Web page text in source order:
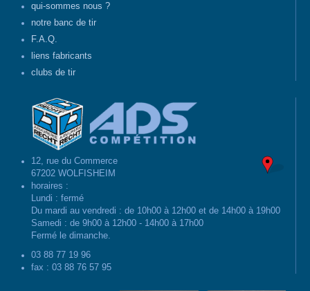
qui-sommes nous ?
notre banc de tir
F.A.Q.
liens fabricants
clubs de tir
12, rue du Commerce
67202 WOLFISHEIM
horaires :
Lundi : fermé
Du mardi au vendredi : de 10h00 à 12h00 et de 14h00 à 19h00
Samedi : de 9h00 à 12h00 - 14h00 à 17h00
Fermé le dimanche.
03 88 77 19 96
fax : 03 88 76 57 95